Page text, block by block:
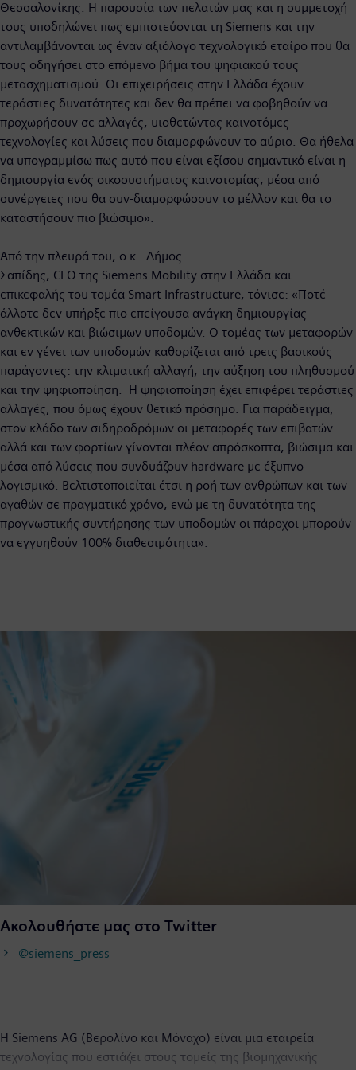
Θεσσαλονίκης. Η παρουσία των πελατών μας και η συμμετοχή
τους υποδηλώνει πως εμπιστεύονται τη Siemens και την
αντιλαμβάνονται ως έναν αξιόλογο τεχνολογικό εταίρο που θα
τους οδηγήσει στο επόμενο βήμα του ψηφιακού τους
μετασχηματισμού. Οι επιχειρήσεις στην Ελλάδα έχουν
τεράστιες δυνατότητες και δεν θα πρέπει να φοβηθούν να
προχωρήσουν σε αλλαγές, υιοθετώντας καινοτόμες
τεχνολογίες και λύσεις που διαμορφώνουν το αύριο. Θα ήθελα
να υπογραμμίσω πως αυτό που είναι εξίσου σημαντικό είναι η
δημιουργία ενός οικοσυστήματος καινοτομίας, μέσα από
συνέργειες που θα συν-διαμορφώσουν το μέλλον και θα το
καταστήσουν πιο βιώσιμο».
Από την πλευρά του, ο κ. Δήμος
Σαπίδης, CEO της Siemens Mobility στην Ελλάδα και
επικεφαλής του τομέα Smart Infrastructure, τόνισε: «Ποτέ
άλλοτε δεν υπήρξε πιο επείγουσα ανάγκη δημιουργίας
ανθεκτικών και βιώσιμων υποδομών. Ο τομέας των μεταφορών
και εν γένει των υποδομών καθορίζεται από τρεις βασικούς
παράγοντες: την κλιματική αλλαγή, την αύξηση του πληθυσμού
και την ψηφιοποίηση. Η ψηφιοποίηση έχει επιφέρει τεράστιες
αλλαγές, που όμως έχουν θετικό πρόσημο. Για παράδειγμα,
στον κλάδο των σιδηροδρόμων οι μεταφορές των επιβατών
αλλά και των φορτίων γίνονται πλέον απρόσκοπτα, βιώσιμα και
μέσα από λύσεις που συνδυάζουν hardware με έξυπνο
λογισμικό. Βελτιστοποιείται έτσι η ροή των ανθρώπων και των
αγαθών σε πραγματικό χρόνο, ενώ με τη δυνατότητα της
προγνωστικής συντήρησης των υποδομών οι πάροχοι μπορούν
να εγγυηθούν 100% διαθεσιμότητα».
Ακολουθήστε μας στο Twitter
@siemens_press
Η Siemens AG (Βερολίνο και Μόναχο) είναι μια εταιρεία
τεχνολογίας που εστιάζει στους τομείς της βιομηχανικής